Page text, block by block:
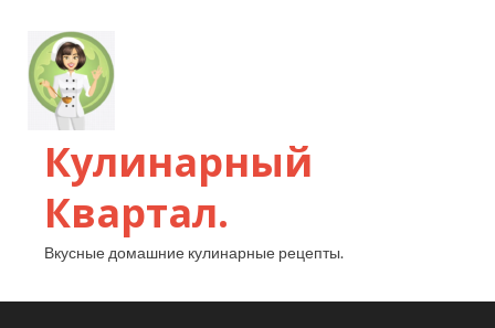
Кулинарный
Квартал.
Вкусные домашние кулинарные рецепты.